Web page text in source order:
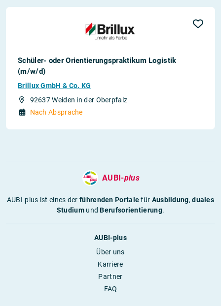
Schüler- oder Orientierungspraktikum Logistik
(m/w/d)
Brillux GmbH & Co. KG
92637 Weiden in der Oberpfalz
Nach Absprache
AUBI-plus
AUBI-plus ist eines derführenden Portalefür Ausbildung,duales
StudiumundBerufsorientierung.
AUBI-plus
Über uns
Karriere
Partner
FAQ